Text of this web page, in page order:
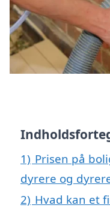
1) Prisen på
dyrere og
2) Hvad kan et